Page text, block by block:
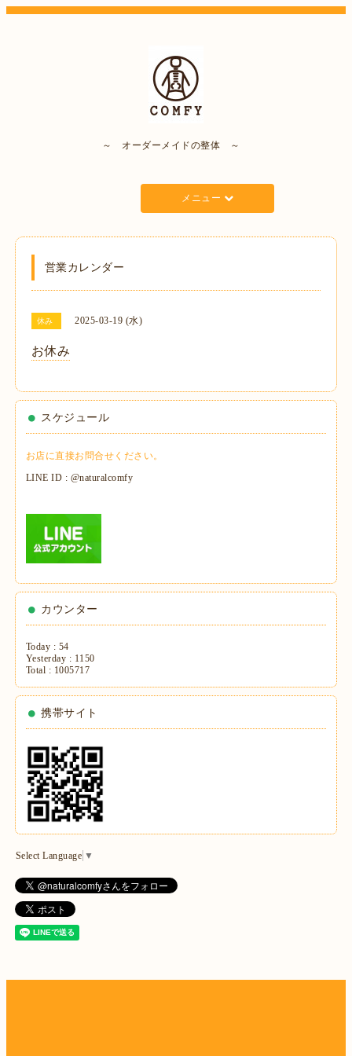
～ オーダーメイドの整体 ～
メニュー
営業カレンダー
休み 2025-03-19 (水)
お休み
スケジュール
お店に直接お問合せください。
LINE ID : @naturalcomfy
カウンター
Today : 54
Yesterday : 1150
Total : 1005717
携帯サイト
Select Language ▼